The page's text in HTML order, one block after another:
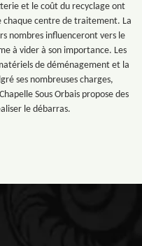
et le coût du recyclage ont
chaque centre de traitement. La
nombres influenceront vers le
à vider à son importance. Les
de déménagement et la
ses nombreuses charges,
Sous Orbais propose des
le débarras.